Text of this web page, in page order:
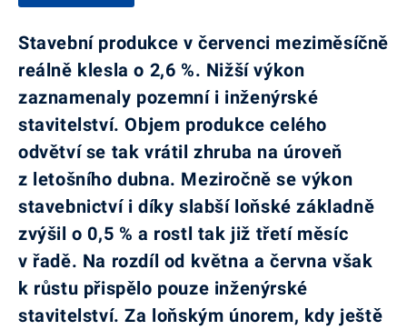
Stavební produkce v červenci meziměsíčně
reálně klesla o 2,6 %. Nižší výkon
zaznamenaly pozemní i inženýrské
stavitelství. Objem produkce celého
odvětví se tak vrátil zhruba na úroveň
z letošního dubna. Meziročně se výkon
stavebnictví i díky slabší loňské základně
zvýšil o 0,5 % a rostl tak již třetí měsíc
v řadě. Na rozdíl od května a června však
k růstu přispělo pouze inženýrské
stavitelství. Za loňským únorem, kdy ještě